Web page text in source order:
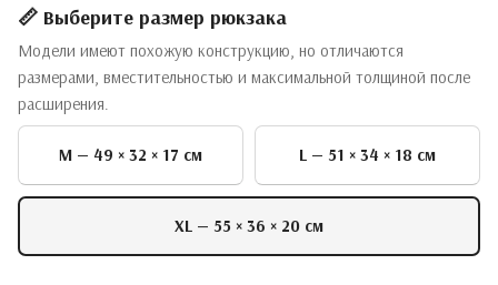
📏 Выберите размер рюкзака
Модели имеют похожую конструкцию, но отличаются
размерами, вместительностью и максимальной толщиной после
расширения.
M — 49 × 32 × 17 см L — 51 × 34 × 18 см
XL — 55 × 36 × 20 см